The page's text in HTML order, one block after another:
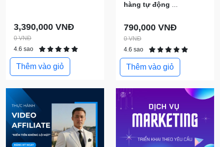
3,390,000 VNĐ
0 VNĐ
4.6 sao
Thêm vào giỏ
hàng tự động
790,000 VNĐ
0 VNĐ
4.6 sao
Thêm vào giỏ